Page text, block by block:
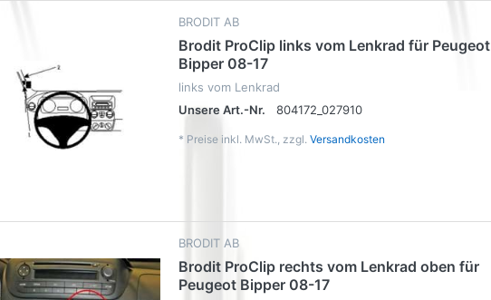
BRODIT AB
Brodit ProClip links vom Lenkrad für Peugeot
Bipper 08-17
links vom Lenkrad
Unsere Art.-Nr.
804172_027910
* Preise inkl. MwSt., zzgl. Versandkosten
BRODIT AB
Brodit ProClip rechts vom Lenkrad oben für
Peugeot Bipper 08-17